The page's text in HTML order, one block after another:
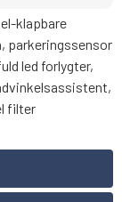
klapbare
parkeringssensor
led forlygter,
filter